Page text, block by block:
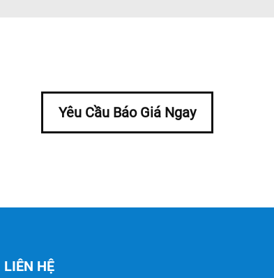
Yêu Cầu Báo Giá Ngay
LIÊN HỆ